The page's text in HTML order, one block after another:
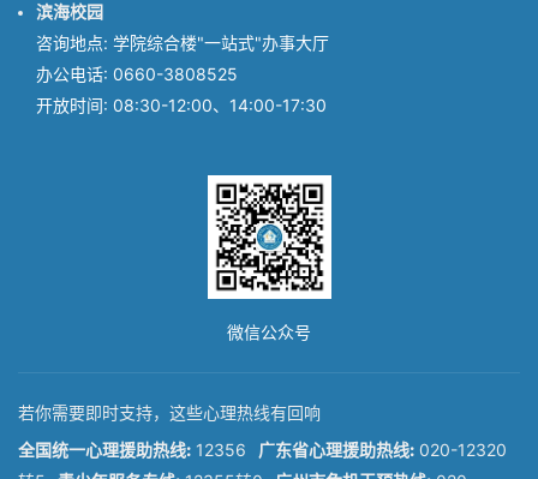
滨海校园
咨询地点: 学院综合楼"一站式"办事大厅
办公电话: 0660-3808525
开放时间: 08:30-12:00、14:00-17:30
微信公众号
若你需要即时支持，这些心理热线有回响
全国统一心理援助热线: 12356 广东省心理援助热线: 020-12320